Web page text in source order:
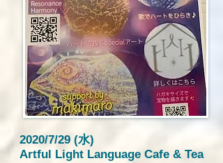
2020/7/29 (水)
Artful Light Language Cafe & Tea